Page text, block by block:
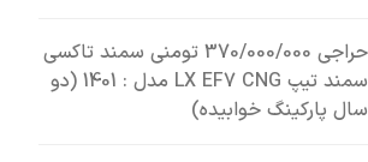
حراجی 370/000/000 تومنی سمند تاکسی
سمند تیپ LX EF7 CNG مدل : 1401 (دو
سال پارکینگ خوابیده)